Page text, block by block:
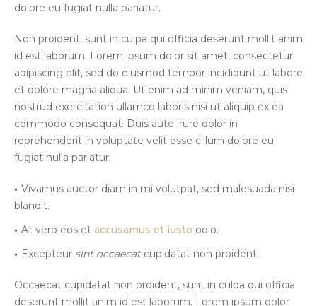
dolore eu fugiat nulla pariatur.
Non proident, sunt in culpa qui officia deserunt mollit anim
id est laborum. Lorem ipsum dolor sit amet, consectetur
adipiscing elit, sed do eiusmod tempor incididunt ut labore
et dolore magna aliqua. Ut enim ad minim veniam, quis
nostrud exercitation ullamco laboris nisi ut aliquip ex ea
commodo consequat. Duis aute irure dolor in
reprehenderit in voluptate velit esse cillum dolore eu
fugiat nulla pariatur.
Vivamus auctor diam in mi volutpat, sed malesuada nisi
blandit.
At vero eos et accusamus et iusto odio.
Excepteur sint occaecatcupidatat non proident.
Occaecat cupidatat non proident, sunt in culpa qui officia
deserunt mollit anim id est laborum. Lorem ipsum dolor